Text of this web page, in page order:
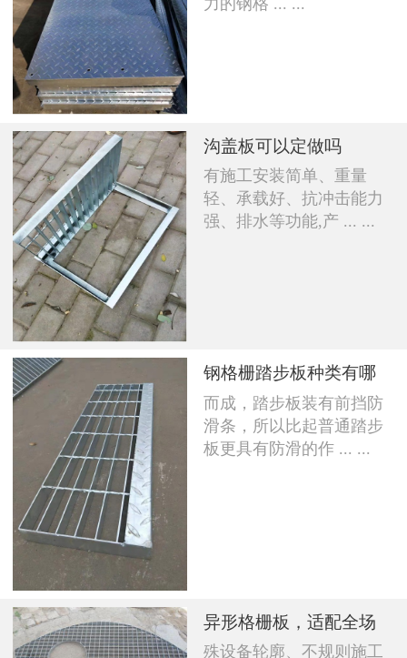
沟盖板可以定做吗
有施工安装简单、重量
轻、承载好、抗冲击能力
强、排水等功能,产 ... ...
钢格栅踏步板种类有哪
而成，踏步板装有前挡防
滑条，所以比起普通踏步
板更具有防滑的作 ... ...
异形格栅板，适配全场
殊设备轮廓、不规则施工